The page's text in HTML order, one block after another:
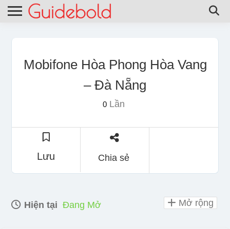
Mobifone Hòa Phong Hòa Vang
– Đà Nẵng
0Lần
Lưu Chia sẻ
Hiện tại Đang Mở Mở rộng